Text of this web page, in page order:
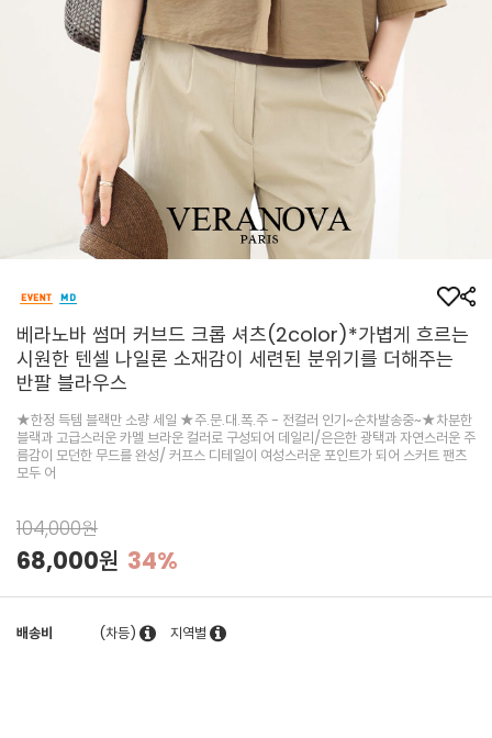
베라노바 썸머 커브드 크롭 셔츠(2color)*가볍게 흐르는
시원한 텐셀 나일론 소재감이 세련된 분위기를 더해주는
반팔 블라우스
★한정 득템 블랙만 소량 세일 ★주.문.대.폭.주 - 전컬러 인기~순차발송중~★차분한
블랙과 고급스러운 카멜 브라운 컬러로 구성되어 데일리/은은한 광택과 자연스러운 주
름감이 모던한 무드를 완성/ 커프스 디테일이 여성스러운 포인트가 되어 스커트 팬츠
모두 어
104,000원
68,000원 34%
배송비 (차등) 지역별